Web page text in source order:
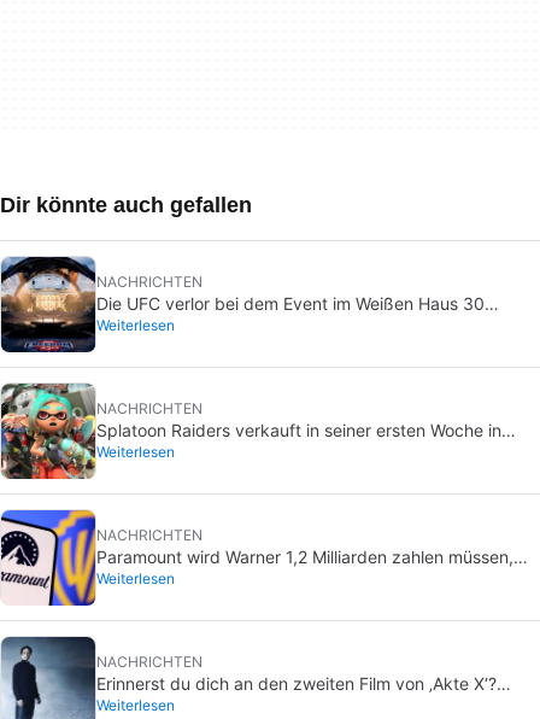
Dir könnte auch gefallen
NACHRICHTEN
Die UFC verlor bei dem Event im Weißen Haus 30
Millionen Dollar
Weiterlesen
NACHRICHTEN
Splatoon Raiders verkauft in seiner ersten Woche in
Japan mehr als eine halbe Million Exemplare
Weiterlesen
NACHRICHTEN
Paramount wird Warner 1,2 Milliarden zahlen müssen,
obwohl die Fusion womöglich nie zustande kommt
Weiterlesen
NACHRICHTEN
Erinnerst du dich an den zweiten Film von ‚Akte X‘?
Jetzt, 18 Jahre später, ist ihm sein Regisseur endlich
Weiterlesen